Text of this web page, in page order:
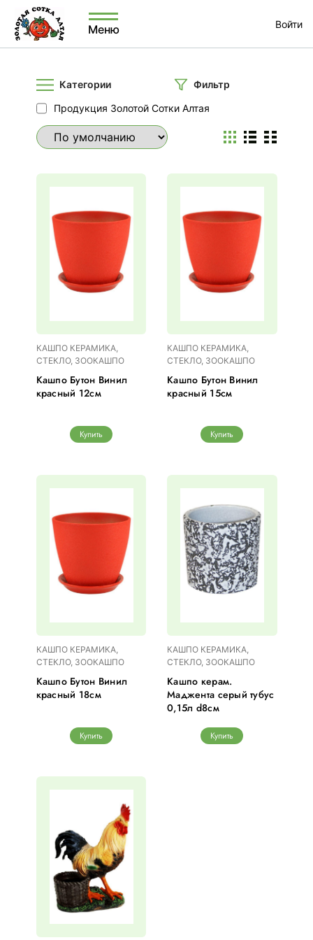
Меню Войти
Категории
Фильтр
Продукция Золотой Сотки Алтая
КАШПО КЕРАМИКА,
СТЕКЛО, ЗООКАШПО
Кашпо Бутон Винил
красный 12см
Купить
КАШПО КЕРАМИКА,
СТЕКЛО, ЗООКАШПО
Кашпо Бутон Винил
красный 15см
Купить
КАШПО КЕРАМИКА,
СТЕКЛО, ЗООКАШПО
Кашпо Бутон Винил
красный 18см
Купить
КАШПО КЕРАМИКА,
СТЕКЛО, ЗООКАШПО
Кашпо керам.
Маджента серый тубус
0,15л d8см
Купить